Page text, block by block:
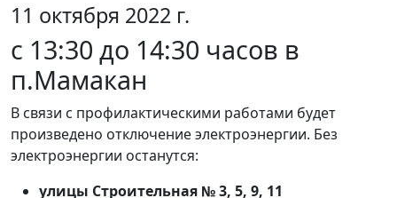
11 октября 2022 г.
с 13:30 до 14:30 часов в
п.Мамакан
В связи с профилактическими работами будет
произведено отключение электроэнергии. Без
электроэнергии останутся:
улицы Строительная № 3, 5, 9, 11